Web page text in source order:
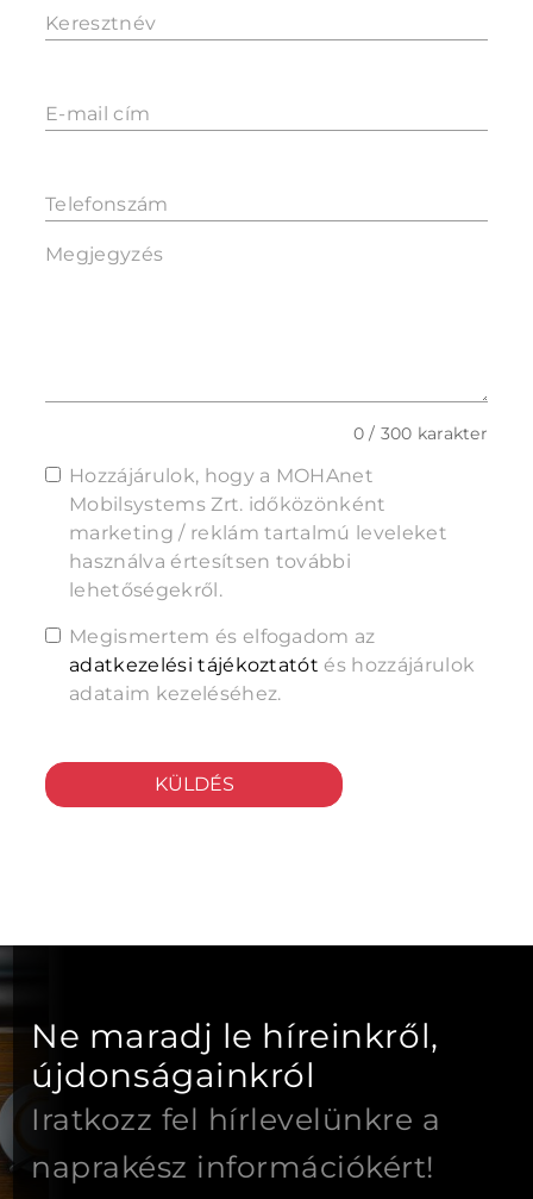
Keresztnév
E-mail cím
Telefonszám
Megjegyzés
0 / 300 karakter
Hozzájárulok, hogy a MOHAnet
Mobilsystems Zrt. időközönként
marketing / reklám tartalmú leveleket
használva értesítsen további
lehetőségekről.
Megismertem és elfogadom az
adatkezelési tájékoztatót és hozzájárulok
adataim kezeléséhez.
KÜLDÉS
Ne maradj le híreinkről,
újdonságainkról
Iratkozz fel hírlevelünkre a
naprakész információkért!